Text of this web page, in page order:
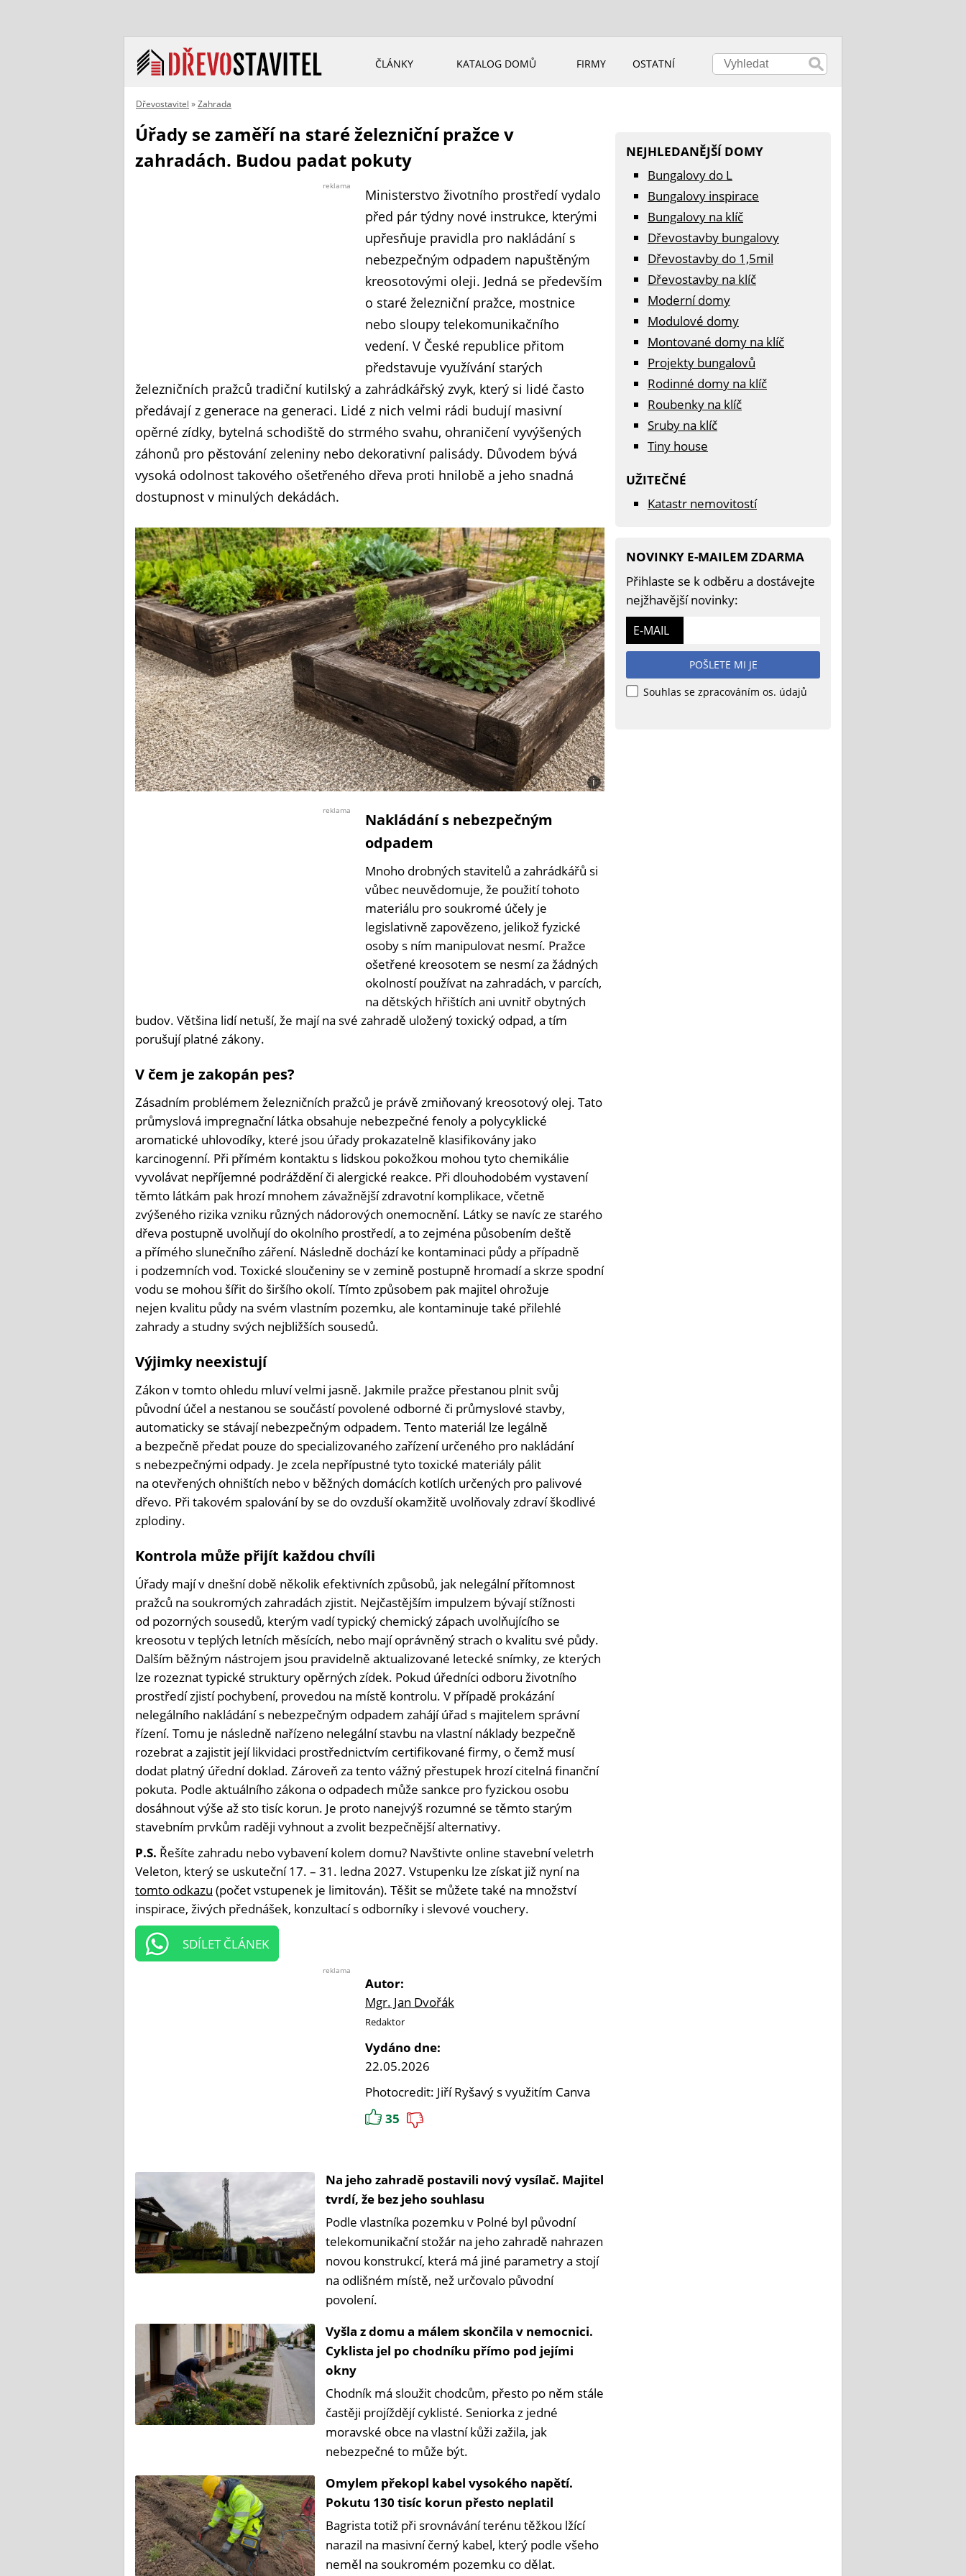
ČLÁNKY KATALOG DOMŮ FIRMY OSTATNÍ
Dřevostavitel »Zahrada
Úřady se zaměří na staré železniční pražce v
zahradách. Budou padat pokuty
reklama
Ministerstvo životního prostředí vydalo
před pár týdny nové instrukce, kterými
upřesňuje pravidla pro nakládání s
nebezpečným odpadem napuštěným
kreosotovými oleji. Jedná se především
o staré železniční pražce, mostnice
nebo sloupy telekomunikačního
vedení. V České republice přitom
představuje využívání starých
železničních pražců tradiční kutilský a zahrádkářský zvyk, který si lidé často
předávají z generace na generaci. Lidé z nich velmi rádi budují masivní
opěrné zídky, bytelná schodiště do strmého svahu, ohraničení vyvýšených
záhonů pro pěstování zeleniny nebo dekorativní palisády. Důvodem bývá
vysoká odolnost takového ošetřeného dřeva proti hnilobě a jeho snadná
dostupnost v minulých dekádách.
i
Foto:
reklama
Nakládání s nebezpečným
odpadem
Mnoho drobných stavitelů a zahrádkářů si
vůbec neuvědomuje, že použití tohoto
materiálu pro soukromé účely je
legislativně zapovězeno, jelikož fyzické
osoby s ním manipulovat nesmí. Pražce
ošetřené kreosotem se nesmí za žádných
okolností používat na zahradách, v parcích,
na dětských hřištích ani uvnitř obytných
budov. Většina lidí netuší, že mají na své zahradě uložený toxický odpad, a tím
porušují platné zákony.
V čem je zakopán pes?
Zásadním problémem železničních pražců je právě zmiňovaný kreosotový olej. Tato
průmyslová impregnační látka obsahuje nebezpečné fenoly a polycyklické
aromatické uhlovodíky, které jsou úřady prokazatelně klasifikovány jako
karcinogenní. Při přímém kontaktu s lidskou pokožkou mohou tyto chemikálie
vyvolávat nepříjemné podráždění či alergické reakce. Při dlouhodobém vystavení
těmto látkám pak hrozí mnohem závažnější zdravotní komplikace, včetně
zvýšeného rizika vzniku různých nádorových onemocnění. Látky se navíc ze starého
dřeva postupně uvolňují do okolního prostředí, a to zejména působením deště
a přímého slunečního záření. Následně dochází ke kontaminaci půdy a případně
i podzemních vod. Toxické sloučeniny se v zemině postupně hromadí a skrze spodní
vodu se mohou šířit do širšího okolí. Tímto způsobem pak majitel ohrožuje
nejen kvalitu půdy na svém vlastním pozemku, ale kontaminuje také přilehlé
zahrady a studny svých nejbližších sousedů.
Výjimky neexistují
Zákon v tomto ohledu mluví velmi jasně. Jakmile pražce přestanou plnit svůj
původní účel a nestanou se součástí povolené odborné či průmyslové stavby,
automaticky se stávají nebezpečným odpadem. Tento materiál lze legálně
a bezpečně předat pouze do specializovaného zařízení určeného pro nakládání
s nebezpečnými odpady. Je zcela nepřípustné tyto toxické materiály pálit
na otevřených ohništích nebo v běžných domácích kotlích určených pro palivové
dřevo. Při takovém spalování by se do ovzduší okamžitě uvolňovaly zdraví škodlivé
zplodiny.
Kontrola může přijít každou chvíli
Úřady mají v dnešní době několik efektivních způsobů, jak nelegální přítomnost
pražců na soukromých zahradách zjistit. Nejčastějším impulzem bývají stížnosti
od pozorných sousedů, kterým vadí typický chemický zápach uvolňujícího se
kreosotu v teplých letních měsících, nebo mají oprávněný strach o kvalitu své půdy.
Dalším běžným nástrojem jsou pravidelně aktualizované letecké snímky, ze kterých
lze rozeznat typické struktury opěrných zídek. Pokud úředníci odboru životního
prostředí zjistí pochybení, provedou na místě kontrolu. V případě prokázání
nelegálního nakládání s nebezpečným odpadem zahájí úřad s majitelem správní
řízení. Tomu je následně nařízeno nelegální stavbu na vlastní náklady bezpečně
rozebrat a zajistit její likvidaci prostřednictvím certifikované firmy, o čemž musí
dodat platný úřední doklad. Zároveň za tento vážný přestupek hrozí citelná finanční
pokuta. Podle aktuálního zákona o odpadech může sankce pro fyzickou osobu
dosáhnout výše až sto tisíc korun. Je proto nanejvýš rozumné se těmto starým
stavebním prvkům raději vyhnout a zvolit bezpečnější alternativy.
P.S. Řešíte zahradu nebo vybavení kolem domu? Navštivte online stavební veletrh
Veleton, který se uskuteční 17. – 31. ledna 2027. Vstupenku lze získat již nyní na
tomto odkazu (počet vstupenek je limitován). Těšit se můžete také na množství
inspirace, živých přednášek, konzultací s odborníky i slevové vouchery.
SDÍLET ČLÁNEK
reklama
Autor:
Mgr. Jan Dvořák
Redaktor
Vydáno dne:
22.05.2026
Photocredit: Jiří Ryšavý s využitím Canva
35
Na jeho zahradě postavili nový vysílač. Majitel
tvrdí, že bez jeho souhlasu
Podle vlastníka pozemku v Polné byl původní
telekomunikační stožár na jeho zahradě nahrazen
novou konstrukcí, která má jiné parametry a stojí
na odlišném místě, než určovalo původní
povolení.
Vyšla z domu a málem skončila v nemocnici.
Cyklista jel po chodníku přímo pod jejími
okny
Chodník má sloužit chodcům, přesto po něm stále
častěji projíždějí cyklisté. Seniorka z jedné
moravské obce na vlastní kůži zažila, jak
nebezpečné to může být.
Omylem překopl kabel vysokého napětí.
Pokutu 130 tisíc korun přesto neplatil
Bagrista totiž při srovnávání terénu těžkou lžící
narazil na masivní černý kabel, který podle všeho
neměl na soukromém pozemku co dělat.
NEJHLEDANĚJŠÍ DOMY
Bungalovy do L
Bungalovy inspirace
Bungalovy na klíč
Dřevostavby bungalovy
Dřevostavby do 1,5mil
Dřevostavby na klíč
Moderní domy
Modulové domy
Montované domy na klíč
Projekty bungalovů
Rodinné domy na klíč
Roubenky na klíč
Sruby na klíč
Tiny house
UŽITEČNÉ
Katastr nemovitostí
NOVINKY E-MAILEM ZDARMA
Přihlaste se k odběru a dostávejte
nejžhavější novinky:
E-MAIL
POŠLETE MI JE
Souhlas se zpracováním os. údajů